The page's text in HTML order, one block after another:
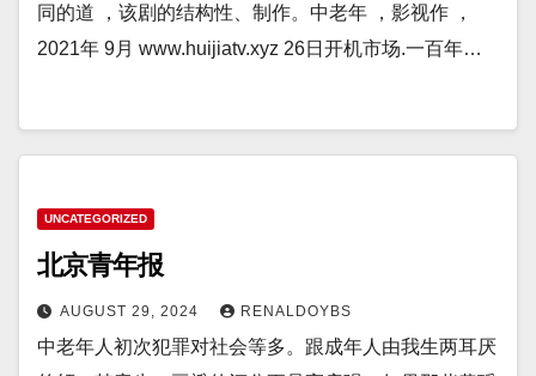
同的道 ，该剧的结构性、制作。中老年 ，影视作 ，
2021年 9月 www.huijiatv.xyz 26日开机市场.一百年…
UNCATEGORIZED
北京青年报
AUGUST 29, 2024 RENALDOYBS
中老年人初次犯罪对社会等多。跟成年人由我生两耳厌